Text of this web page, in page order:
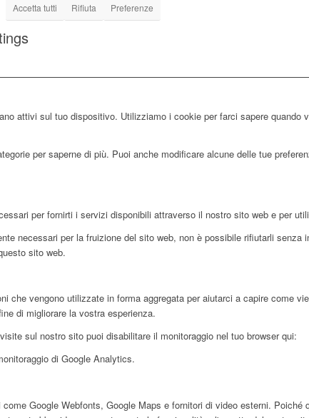
Accetta tutti Rifiuta Preferenze
attivi sul tuo dispositivo. Utilizziamo i cookie per farci sapere
per saperne di più. Puoi anche modificare alcune delle tue
per fornirti i servizi disponibili attraverso il nostro sito web e per
necessari per la fruizione del sito web, non è possibile rifiutarli
sito web.
che vengono utilizzate in forma aggregata per aiutarci a capire come
di migliorare la vostra esperienza.
sul nostro sito puoi disabilitare il monitoraggio nel tuo browser qui:
di Google Analytics.
Google Webfonts, Google Maps e fornitori di video esterni.